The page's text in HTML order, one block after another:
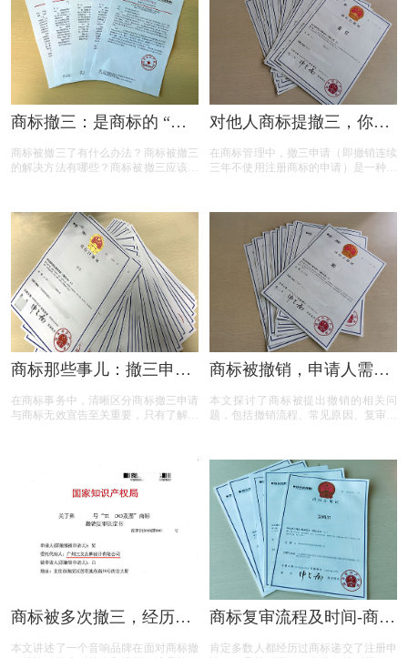
商标撤三：是商标的 “夺
商标被撤三了有什么办法？商标被撤三
的解决方法有哪些？商标被撤三应该如
对他人商标提撤三，你真
在商标管理中，撤三申请（即撤销连续
三年不使用注册商标的申请）是一种重
三申请并非随意之举，申请人需要了解
相关要求、目的、法律依据以及可能面
临的失败原因。本文将为您详细解读撤
三申请的要点，帮助您在提出申请时更
加得心应手。
商标那些事儿：撤三申请
在商标事务中，清晰区分商标撤三申请
与商标无效宣告至关重要，只有了解它
上内容能帮助大家更好地理解这两个概
念，从而在商标相关事务中避免不必要
的损失和麻烦。
商标被撤销，申请人需担
本文探讨了商标被提出撤销的相关问
题，包括撤销流程、常见原因、复审与
利人提供了全面的指导。
商标被多次撤三，经历答
本文讲述了一个音响品牌在面对商标撤
商标复审流程及时间-商标
肯定多数人都经历过商标递交了注册申